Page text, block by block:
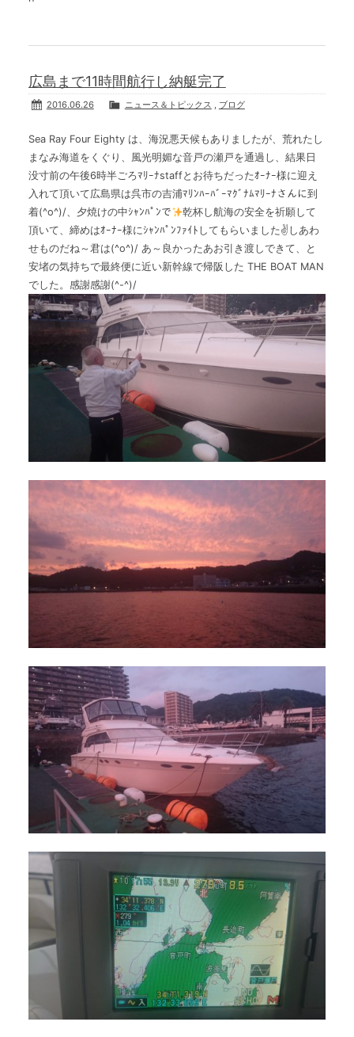
広島まで11時間航行し納艇完了
2016.06.26 ニュース＆トピックス ブログ
Sea Ray Four Eighty は、海況悪天候もありましたが、荒れたし
まなみ海道をくぐり、風光明媚な音戸の瀬戸を通過し、結果日
没寸前の午後6時半ごろﾏﾘｰﾅstaffとお待ちだったｵｰﾅｰ様に迎え
入れて頂いて広島県は呉市の吉浦ﾏﾘﾝﾊｰﾊﾞｰﾏｸﾞﾅﾑﾏﾘｰﾅさんに到
着(^o^)/、夕焼けの中ｼｬﾝﾊﾟﾝで
乾杯し航海の安全を祈願して
頂いて、締めはｵｰﾅｰ様にｼｬﾝﾊﾟﾝﾌｧｲﾄしてもらいました✌しあわ
せものだね～君は(^o^)/ あ～良かったあお引き渡しできて、と
安堵の気持ちで最終便に近い新幹線で帰阪した THE BOAT MAN
でした。感謝感謝(^-^)/